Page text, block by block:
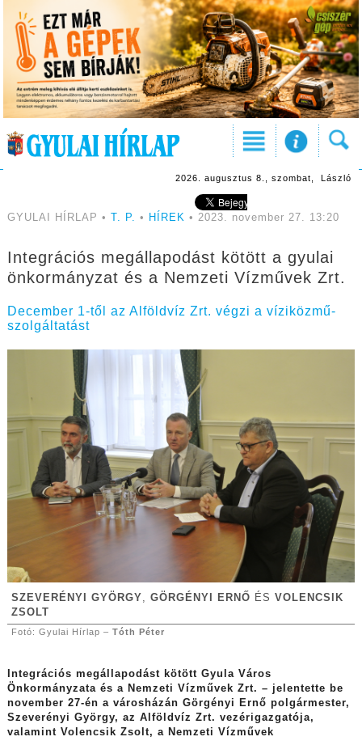
2026. augusztus 8., szombat, László
GYULAI HÍRLAP • T. P. • HÍREK • 2023. november 27. 13:20
Integrációs megállapodást kötött a gyulai
önkormányzat és a Nemzeti Vízművek Zrt.
December 1-től az Alföldvíz Zrt. végzi a víziközmű-
szolgáltatást
SZEVERÉNYI GYÖRGY , GÖRGÉNYI ERNŐ ÉS VOLENCSIK
ZSOLT
Fotó: Gyulai Hírlap – Tóth Péter
Integrációs megállapodást kötött Gyula Város
Önkormányzata és a Nemzeti Vízművek Zrt. – jelentette be
november 27-én a városházán Görgényi Ernő polgármester,
Szeverényi György, az Alföldvíz Zrt. vezérigazgatója,
valamint Volencsik Zsolt, a Nemzeti Vízművek